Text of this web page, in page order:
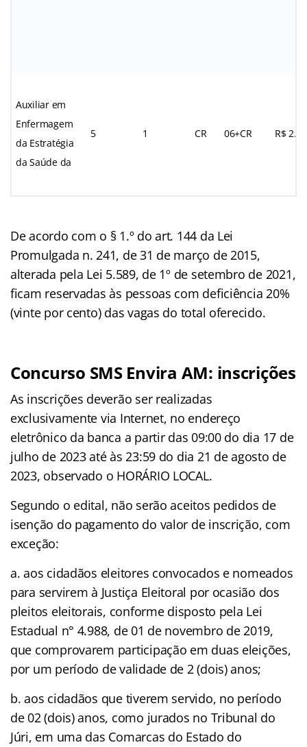
Auxiliar em
Enfermagem
da Estratégia
da Saúde da
5 1 CR 06+CR R$
De acordo com o § 1.º do art. 144 da Lei
Promulgada n. 241, de 31 de março de 2015,
alterada pela Lei 5.589, de 1º de setembro de 2021,
ficam reservadas às pessoas com deficiência 20%
(vinte por cento) das vagas do total oferecido.
Concurso SMS Envira AM: inscrições
As inscrições deverão ser realizadas
exclusivamente via Internet, no endereço
eletrônico da banca a partir das 09:00 do dia 17 de
julho de 2023 até às 23:59 do dia 21 de agosto de
2023, observado o HORÁRIO LOCAL.
Segundo o edital, não serão aceitos pedidos de
isenção do pagamento do valor de inscrição, com
exceção:
a. aos cidadãos eleitores convocados e nomeados
para servirem à Justiça Eleitoral por ocasião dos
pleitos eleitorais, conforme disposto pela Lei
Estadual n° 4.988, de 01 de novembro de 2019,
que comprovarem participação em duas eleições,
por um período de validade de 2 (dois) anos;
b. aos cidadãos que tiverem servido, no período
de 02 (dois) anos, como jurados no Tribunal do
Júri, em uma das Comarcas do Estado do